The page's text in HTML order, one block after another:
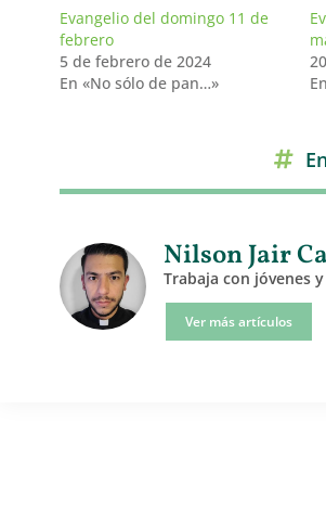
Evangelio del domingo 11 de
febrero
5 de febrero de 2024
En «No sólo de pan…»
Nilson Jair
Trabaja con jóvenes
Ver más artículos